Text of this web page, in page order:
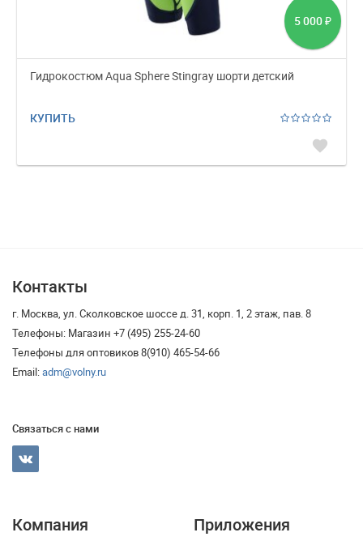
5 000 ₽
Гидрокостюм Aqua Sphere Stingray шорти детский
КУПИТЬ
favorite
Контакты
г. Москва, ул. Сколковское шоссе д. 31, корп. 1, 2 этаж, пав. 8
Телефоны: Магазин +7 (495) 255-24-60
Телефоны для оптовиков 8(910) 465-54-66
Email:adm@volny.ru
Связаться с нами
Компания Приложения